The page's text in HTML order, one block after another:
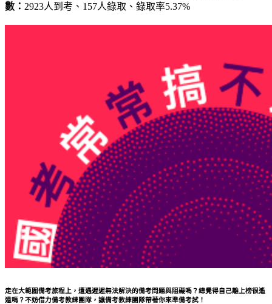
數： 2923人到考、157人錄取、錄取率5.37%
走在大範圍備考旅程上， 遭遇遲遲無法解決的備考問題與阻礙嗎？總覺得自己離上榜很遙
遠嗎？不妨借力備考教練團隊，讓備考教練團隊帶著你來準備考試！